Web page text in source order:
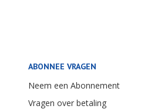
ABONNEE VRAGEN
Neem een Abonnement
Vragen over betaling